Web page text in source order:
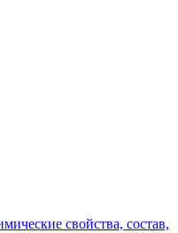
свойства, состав,